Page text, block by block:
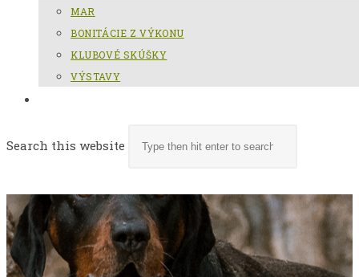
MAR
BONITÁCIE Z VÝKONU
KLUBOVÉ SKÚŠKY
VÝSTAVY
Search this website